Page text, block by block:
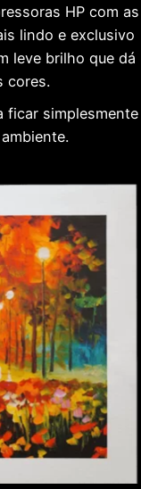
HP com as
lindo e exclusivo
leve brilho que dá
cores.
ficar simplesmente